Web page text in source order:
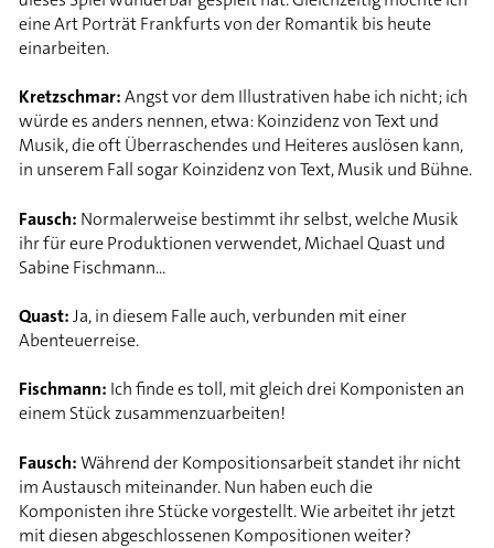
eine Art Porträt Frankfurts von der Romantik bis heute
einarbeiten.
Kretzschmar:Angst vor dem Illustrativen habe ich nicht; ich
würde es anders nennen, etwa: Koinzidenz von Text und
Musik, die oft Überraschendes und Heiteres auslösen kann,
in unserem Fall sogar Koinzidenz von Text, Musik und Bühne.
Fausch: Normalerweise bestimmt ihr selbst, welche Musik
ihr für eure Produktionen verwendet, Michael Quast und
Sabine Fischmann...
Quast:Ja, in diesem Falle auch, verbunden mit einer
Abenteuerreise.
Fischmann: Ich finde es toll, mit gleich drei Komponisten an
einem Stück zusammenzuarbeiten!
Fausch:Während der Kompositionsarbeit standet ihr nicht
im Austausch miteinander. Nun haben euch die
Komponisten ihre Stücke vorgestellt. Wie arbeitet ihr jetzt
mit diesen abgeschlossenen Kompositionen weiter?